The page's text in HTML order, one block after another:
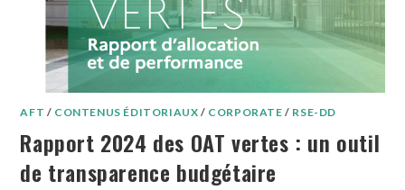
AFT / CONTENUS ÉDITORIAUX / CORPORATE / RSE-DD
Rapport 2024 des OAT vertes : un outil
de transparence budgétaire